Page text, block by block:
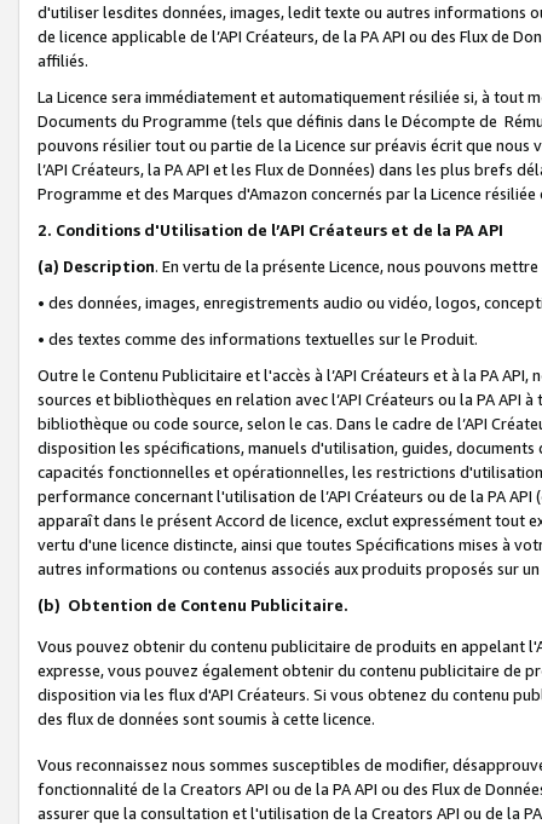
d'utiliser lesdites données, images, ledit texte ou autres informations
de licence applicable de l’API Créateurs, de la PA API ou des Flux de
affiliés.
La Licence sera immédiatement et automatiquement résiliée si, à
Documents du Programme (tels que définis dans le Décompte de
pouvons résilier tout ou partie de la Licence sur préavis écrit que
l’API Créateurs, la PA API et les Flux de Données) dans les plus
Programme et des Marques d'Amazon concernés par la Licence
2. Conditions d'Utilisation de l’API Créateurs et de la PA API
(a) Description. En vertu de la présente Licence, nous pouvons
• des données, images, enregistrements audio ou vidéo, logos,
• des textes comme des informations textuelles sur le Produit.
Outre le Contenu Publicitaire et l'accès à l’API Créateurs et à la PA
sources et bibliothèques en relation avec l’API Créateurs ou la PA
bibliothèque ou code source, selon le cas. Dans le cadre de l’API
disposition les spécifications, manuels d'utilisation, guides,
capacités fonctionnelles et opérationnelles, les restrictions
performance concernant l'utilisation de l’API Créateurs ou de la PA
apparaît dans le présent Accord de licence, exclut expressément tout
vertu d'une licence distincte, ainsi que toutes Spécifications mises à
autres informations ou contenus associés aux produits proposés sur
(b) Obtention de Contenu Publicitaire.
Vous pouvez obtenir du contenu publicitaire de produits en appelant
expresse, vous pouvez également obtenir du contenu publicitaire de
disposition via les flux d'API Créateurs. Si vous obtenez du contenu
des flux de données sont soumis à cette licence.
Vous reconnaissez nous sommes susceptibles de modifier,
fonctionnalité de la Creators API ou de la PA API ou des Flux de
assurer que la consultation et l'utilisation de la Creators API ou de la